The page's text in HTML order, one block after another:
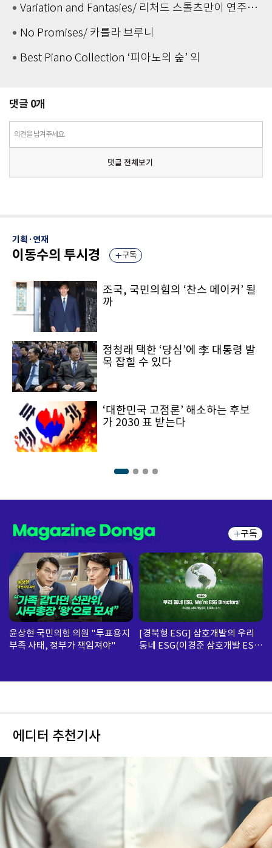
Variation and Fantasies/ 리처드 스톨츠만이 연주하는 바흐
No Promises/ 카를라 브루니
Best Piano Collection ‘피아노의 숲’ 외
댓글 0개
의견을 남겨주세요.
댓글 전체보기
기획·연재
이동수의 투시경 구독
조국, 국민의힘의 ‘찬스 메이커’ 될
까
정청래 택한 ‘당심’에 李 대통령 발
목 잡힐 수 있다
‘대한민국 고점론’ 해소하는 후보
가 2030 표 받는다
구독
윤상현 국민의힘 의원 "투표용지
부족 사태, 정부가 책임져야"
[경북형 ESG] 삼호개발의 우리
동네 ESG(이경준 삼호개발 ESG
에디터 추천기사